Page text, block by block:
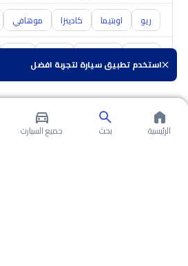
استخدم تطبيق سيارة لتجربة افضل
ريو اوبتيما كادينزا موهافي
الرئيسية بحث جميع السيارت